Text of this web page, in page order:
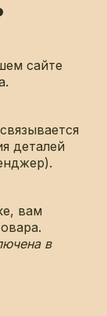
сайте
деталей
вам
в